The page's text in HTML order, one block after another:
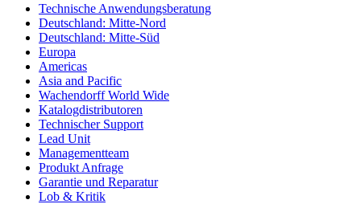
Technische Anwendungsberatung
Deutschland: Mitte-Nord
Deutschland: Mitte-Süd
Europa
Americas
Asia and Pacific
Wachendorff World Wide
Katalogdistributoren
Technischer Support
Lead Unit
Managementteam
Produkt Anfrage
Garantie und Reparatur
Lob & Kritik